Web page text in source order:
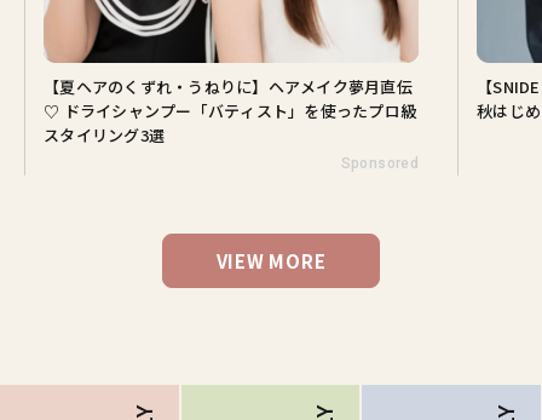
【夏ヘアのくずれ・うねりに】ヘアメイク夢月直伝
♡ ドライシャンプー「バティスト」を使ったプロ級
スタイリング3選
Sponsored
【
秋はじ
VIEW MORE